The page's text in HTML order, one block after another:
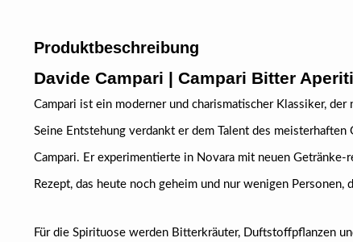
Produktbeschreibung
Davide Campari | Campari Bitter
Campari ist ein moderner und charismatischer Klassiker,
Seine Entstehung verdankt er dem Talent des
Campari. Er experimentierte in Novara mit neuen
Rezept, das heute noch geheim und nur wenigen
Für die Spirituose werden Bitterkräuter, Duftstoffpflanzen